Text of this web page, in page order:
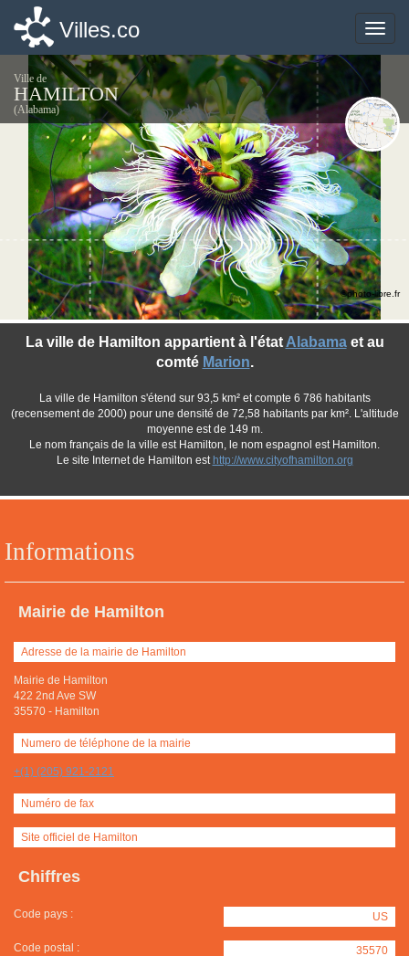
Toggle
Villes.co
Ville de
HAMILTON
(Alabama)
Informations
Mairie de Hamilton
Adresse de la mairie de Hamilton
Mairie de Hamilton
422 2nd Ave SW
35570 - Hamilton
Numero de téléphone de la mairie
+(1) (205) 921-2121
Numéro de fax
Site officiel de Hamilton
Chiffres
Code pays : US
Code postal : 35570
La ville de Hamilton appartient à l'état Alabamaet au
comté Marion.
La ville de Hamilton s'étend sur 93,5 km² et compte 6 786 habitants
(recensement de 2000) pour une densité de 72,58 habitants par km². L'altitude
moyenne est de 149 m.
Le nom français de la ville est Hamilton, le nom espagnol est Hamilton.
Le site Internet de Hamilton est http://www.cityofhamilton.org
©photo-libre.fr
Toggle
Villes.co